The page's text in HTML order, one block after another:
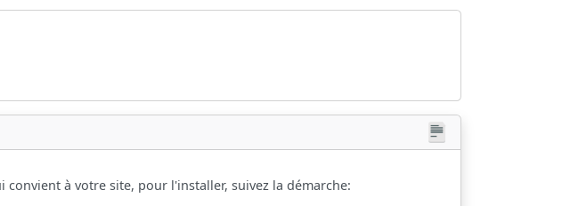
à votre site, pour l'installer, suivez la démarche: